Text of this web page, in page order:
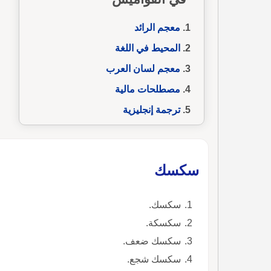
معجم الرائد
المحيط في اللغة
معجم لسان العرب
مصطلحات مالية
ترجمة إنجليزية
سكسك
سكسك.
سكسكة.
سكسك ضعف.
سكسك شجع.